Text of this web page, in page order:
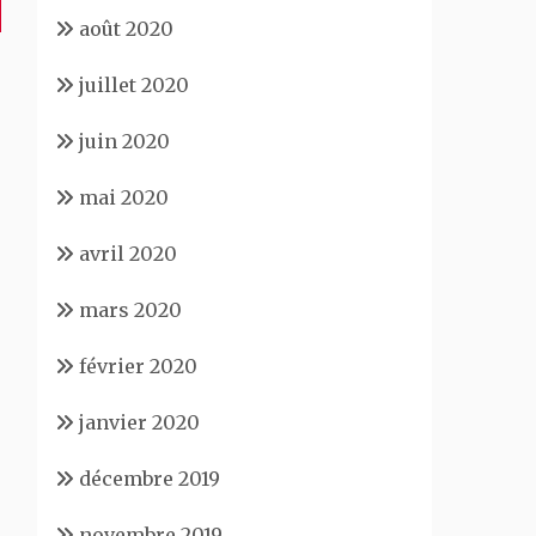
août 2020
juillet 2020
juin 2020
mai 2020
avril 2020
mars 2020
février 2020
janvier 2020
décembre 2019